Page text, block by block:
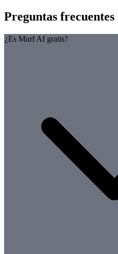
Preguntas frecuentes
¿Es Murf AI gratis?